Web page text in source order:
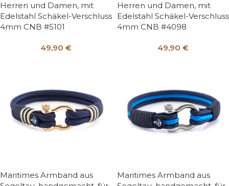
Herren und Damen, mit
Edelstahl Schäkel-Verschluss
4mm CNB #5101
49,90 €
Herren und Damen, mit
Edelstahl Schäkel-Verschluss
4mm CNB #4098
49,90 €
Maritimes Armband aus
Maritimes Armband aus